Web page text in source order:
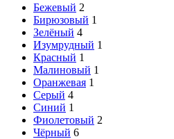
Бежевый 2
Бирюзовый 1
Зелёный 4
Изумрудный 1
Красный 1
Малиновый 1
Оранжевая 1
Серый 4
Синий 1
Фиолетовый 2
Чёрный 6